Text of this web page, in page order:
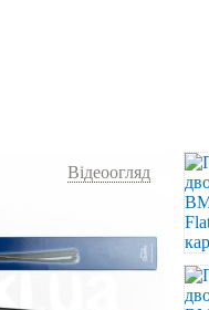
Відеоогляд